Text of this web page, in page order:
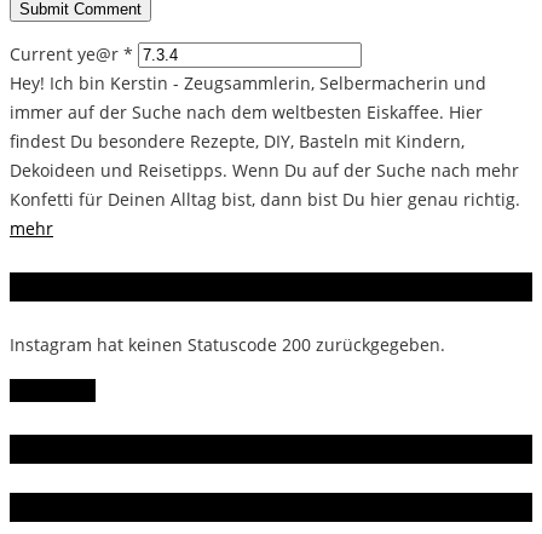
Current ye@r *
Hey! Ich bin Kerstin - Zeugsammlerin, Selbermacherin und
immer auf der Suche nach dem weltbesten Eiskaffee. Hier
findest Du besondere Rezepte, DIY, Basteln mit Kindern,
Dekoideen und Reisetipps. Wenn Du auf der Suche nach mehr
Konfetti für Deinen Alltag bist, dann bist Du hier genau richtig.
mehr
Instagram hat keinen Statuscode 200 zurückgegeben.